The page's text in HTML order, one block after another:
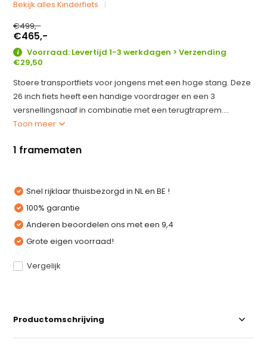
Bekijk alles Kinderfiets
€499,-
€465,-
Voorraad: Levertijd 1-3 werkdagen > Verzending
€29,50
Stoere transportfiets voor jongens met een hoge stang. Deze
26 inch fiets heeft een handige voordrager en een 3
versnellingsnaaf in combinatie met een terugtraprem....
Toon meer
1 framematen
Snel rijklaar thuisbezorgd in NL en BE !
100% garantie
Anderen beoordelen ons met een 9,4
Grote eigen voorraad!
Vergelijk
Productomschrijving